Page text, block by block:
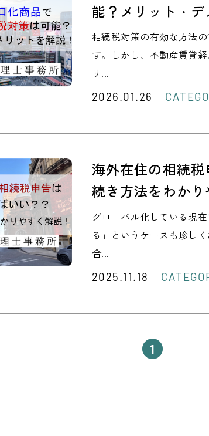
能？メリット・デ
相続税対策の有効な方法
す。しかし、不動産賃貸
リ...
2026.01.26
海外在住の相続
続き方法をわかり
グローバル化している現
る」というケースも珍し
合...
2025.11.18
1